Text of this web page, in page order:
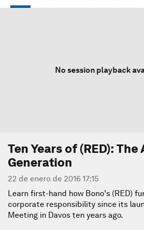
No session playback
Ten Years of (RED): The
Generation
22 de enero de 2016 17:15
Learn first-hand how Bono's (RED)
corporate responsibility since its
Meeting in Davos ten years ago.